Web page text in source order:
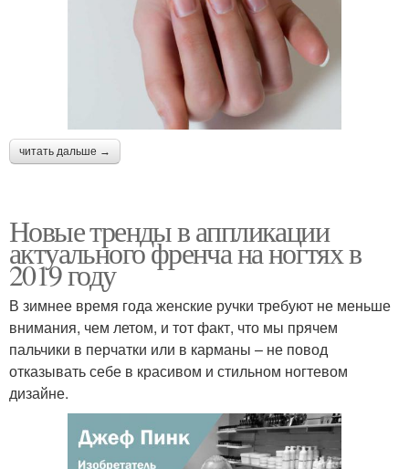
читать дальше →
Новые тренды в аппликации
актуального френча на ногтях в
2019 году
В зимнее время года женские ручки требуют не меньше
внимания, чем летом, и тот факт, что мы прячем
пальчики в перчатки или в карманы – не повод
отказывать себе в красивом и стильном ногтевом
дизайне.